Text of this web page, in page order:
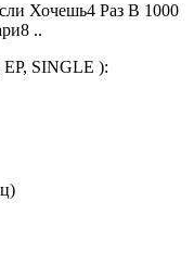
Хочешь4 Раз В 1000
..
SINGLE ):